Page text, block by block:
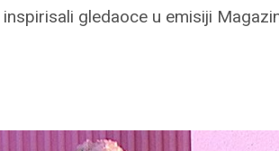
gledaoce u emisiji